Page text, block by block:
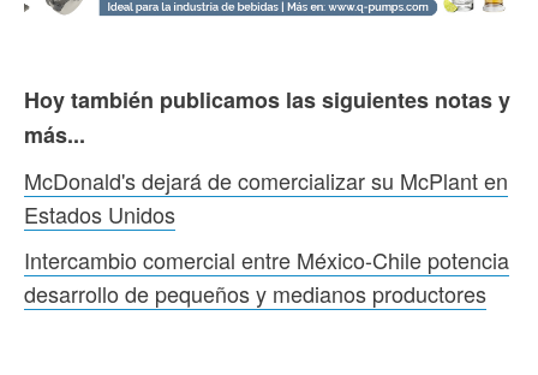
Hoy también publicamos las siguientes notas y
más...
McDonald's dejará de comercializar su McPlant en
Estados Unidos
Intercambio comercial entre México-Chile potencia
desarrollo de pequeños y medianos productores